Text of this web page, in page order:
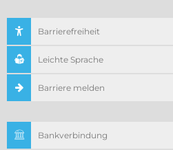
Barrierefreiheit
Leichte Sprache
Barriere melden
Bankverbindung